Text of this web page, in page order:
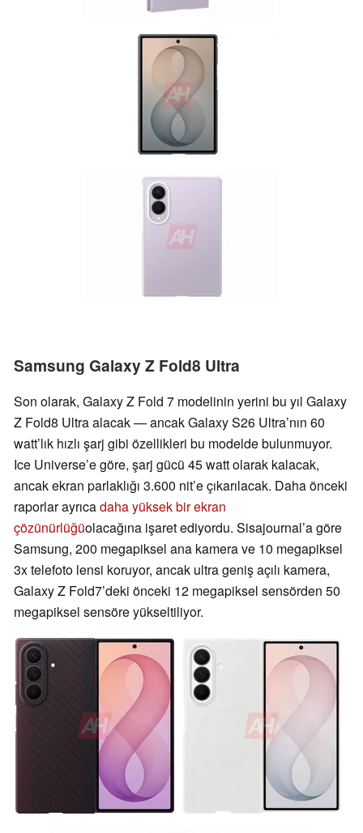
Samsung Galaxy Z Fold8 Ultra
Son olarak, Galaxy Z Fold 7 modelinin yerini bu yıl Galaxy
Z Fold8 Ultra alacak — ancak Galaxy S26 Ultra’nın 60
watt’lık hızlı şarj gibi özellikleri bu modelde bulunmuyor.
Ice Universe’e göre, şarj gücü 45 watt olarak kalacak,
ancak ekran parlaklığı 3.600 nit’e çıkarılacak. Daha önceki
raporlar ayrıcadaha yüksek bir ekran
çözünürlüğüolacağına işaret ediyordu. Sisajournal’a göre
Samsung, 200 megapiksel ana kamera ve 10 megapiksel
3x telefoto lensi koruyor, ancak ultra geniş açılı kamera,
Galaxy Z Fold7’deki önceki 12 megapiksel sensörden 50
megapiksel sensöre yükseltiliyor.